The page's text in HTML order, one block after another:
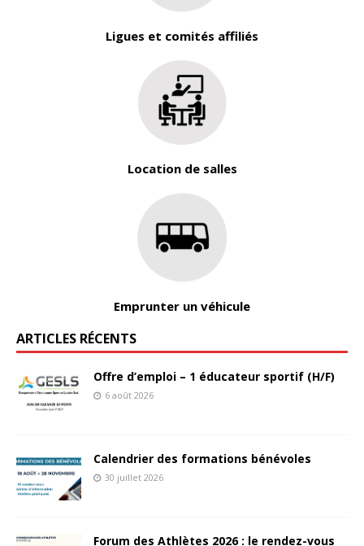
Ligues et comités affiliés
Location de salles
Emprunter un véhicule
ARTICLES RÉCENTS
Offre d’emploi – 1 éducateur sportif (H/F)
6 août 2026
Calendrier des formations bénévoles
30 juillet 2026
Forum des Athlètes 2026 : le rendez-vous